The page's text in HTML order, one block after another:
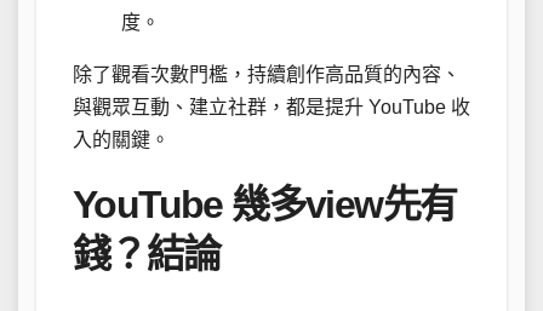
度。
除了觀看次數門檻，持續創作高品質的內容、
與觀眾互動、建立社群，都是提升 YouTube 收
入的關鍵。
YouTube 幾多view先有
錢？結論